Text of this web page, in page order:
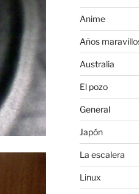
Anime
Años
Australia
El pozo
General
Japón
La escalera
Linux